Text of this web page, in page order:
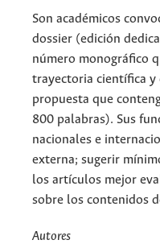
Son académicos
dossier (edición
número monográfico
trayectoria científica y
propuesta que
800 palabras). Sus
nacionales e
externa; sugerir
los artículos mejor
sobre los contenidos
Autores